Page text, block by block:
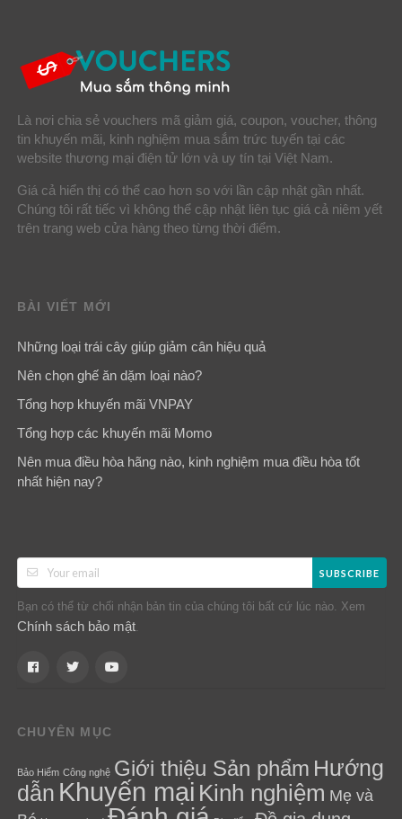
Là nơi chia sẻ vouchers mã giảm giá, coupon, voucher, thông
tin khuyến mãi, kinh nghiệm mua sắm trức tuyến tại các
website thương mại điện tử lớn và uy tín tại Việt Nam.
Giá cả hiển thị có thể cao hơn so với lần cập nhật gần nhất.
Chúng tôi rất tiếc vì không thể cập nhật liên tục giá cả niêm yết
trên trang web cửa hàng theo từng thời điểm.
BÀI VIẾT MỚI
Những loại trái cây giúp giảm cân hiệu quả
Nên chọn ghế ăn dặm loại nào?
Tổng hợp khuyến mãi VNPAY
Tổng hợp các khuyến mãi Momo
Nên mua điều hòa hãng nào, kinh nghiệm mua điều hòa tốt
nhất hiện nay?
SUBSCRIBE
Bạn có thể từ chối nhận bản tin của chúng tôi bất cứ lúc nào. Xem
Chính sách bảo mật
CHUYÊN MỤC
Bảo Hiểm Công nghệ Giới thiệu Sản phẩm Hướng
dẫn Khuyến mại Kinh nghiệm Mẹ và